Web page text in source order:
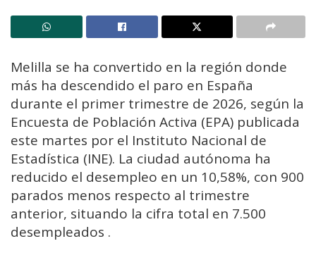
Melilla se ha convertido en la región donde
más ha descendido el paro en España
durante el primer trimestre de 2026, según la
Encuesta de Población Activa (EPA) publicada
este martes por el Instituto Nacional de
Estadística (INE). La ciudad autónoma ha
reducido el desempleo en un 10,58%, con 900
parados menos respecto al trimestre
anterior, situando la cifra total en 7.500
desempleados .